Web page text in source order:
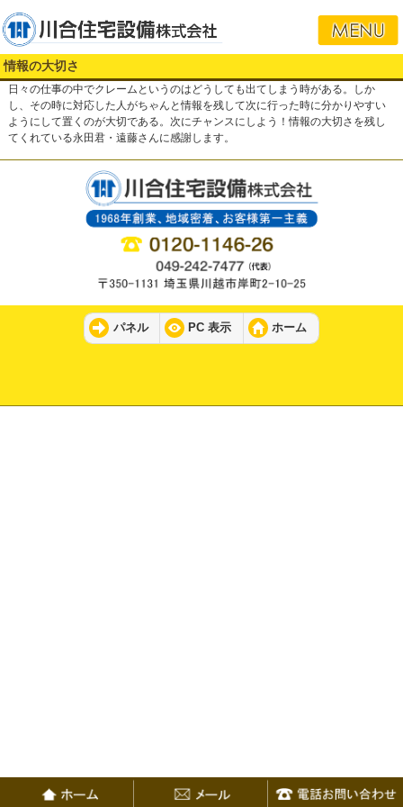
情報の大切さ
日々の仕事の中でクレームというのはどうしても出てしまう時がある。しか
し、その時に対応した人がちゃんと情報を残して次に行った時に分かりやすい
ようにして置くのが大切である。次にチャンスにしよう！情報の大切さを残し
てくれている永田君・遠藤さんに感謝します。
パネル PC 表示 ホーム